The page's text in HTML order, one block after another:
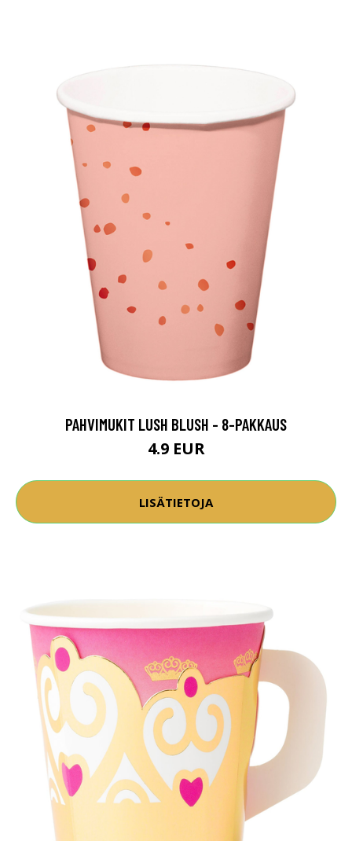
PAHVIMUKIT LUSH BLUSH - 8-PAKKAUS
4.9 EUR
LISÄTIETOJA